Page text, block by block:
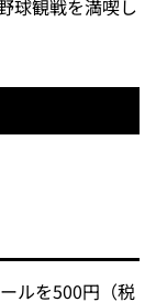
ライデーナイ